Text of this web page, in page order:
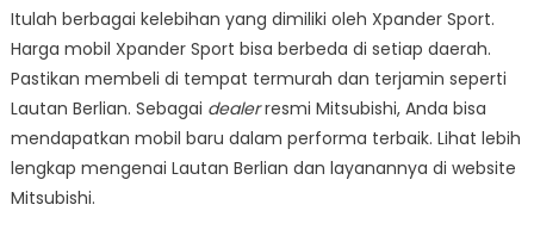
Itulah berbagai kelebihan yang dimiliki oleh Xpander Sport.
Harga mobil Xpander Sport bisa berbeda di setiap daerah.
Pastikan membeli di tempat termurah dan terjamin seperti
Lautan Berlian. Sebagai dealerresmi Mitsubishi, Anda bisa
mendapatkan mobil baru dalam performa terbaik. Lihat lebih
lengkap mengenai Lautan Berlian dan layanannya di website
Mitsubishi.